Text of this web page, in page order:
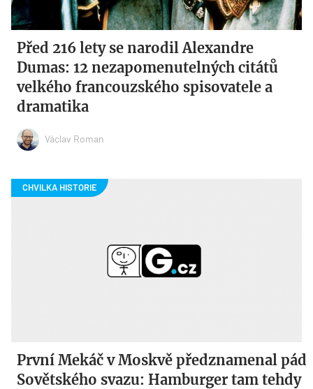
Před 216 lety se narodil Alexandre
Dumas: 12 nezapomenutelných citátů
velkého francouzského spisovatele a
dramatika
Václav Roman
První Mekáč v Moskvě předznamenal pád
Sovětského svazu: Hamburger tam tehdy